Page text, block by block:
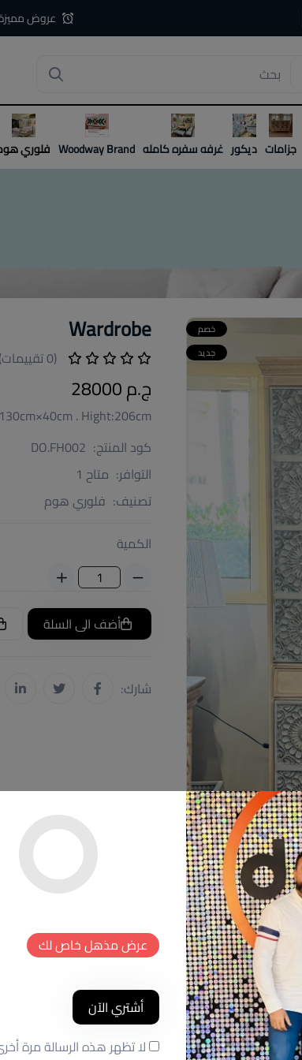
عروض
4
جزامات ديكور غرفه سفره كامله Woodway Brand فلوري
خصم
جديد
Wardrobe
(0 تقييمات)
ج.م 28000
. Hight:206cm
كود المنتج: DO.FH002
التوافر: متاح 1
تصنيف: فلوري هوم
الكمية
أضف الى السلة
شارك:
عرض مذهل خاص لك
أشتري الآن
لا تظهر هذه الرسالة مرة